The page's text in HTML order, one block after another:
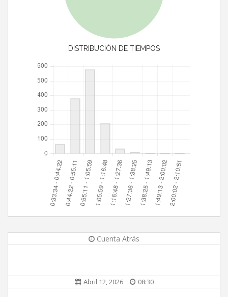
DISTRIBUCIÓN DE TIEMPOS
Cuenta Atrás
Abril 12, 2026 08:30